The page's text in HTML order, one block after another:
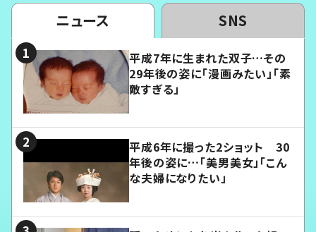
ニュース SNS
平成7年に生まれた双子…その
29年後の姿に「漫画みたい」「素
敵すぎる」
平成6年に撮った2ショット 30
年後の姿に…「美男美女」「こん
な夫婦になりたい」